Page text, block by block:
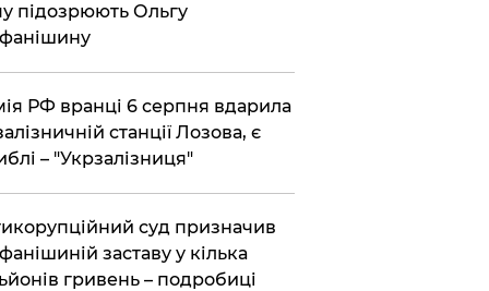
підозрюють Ольгу
РФ вранці 6 серпня вдарила
станції Лозова, є
– "Укрзалізниця"
суд призначив
заставу у кілька
гривень – подробиці